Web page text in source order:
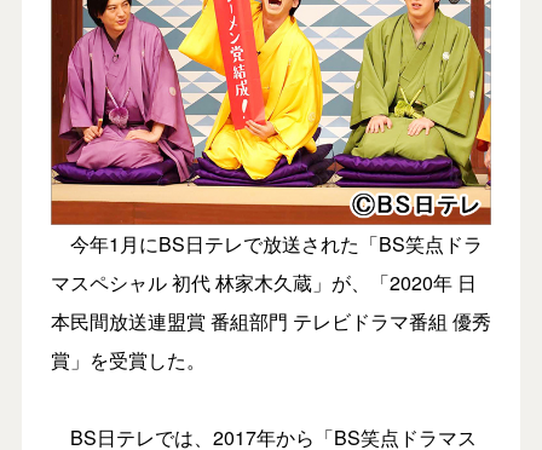
今年1月にBS日テレで放送された「BS笑点ドラ
マスペシャル 初代 林家木久蔵」が、「2020年 日
本民間放送連盟賞 番組部門 テレビドラマ番組 優秀
賞」を受賞した。
BS日テレでは、2017年から「BS笑点ドラマス